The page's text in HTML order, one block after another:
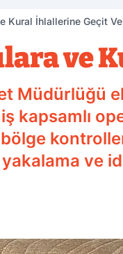
Kural İhlallerine Geçit
ve
Müdürlüğü
kapsamlı
ve